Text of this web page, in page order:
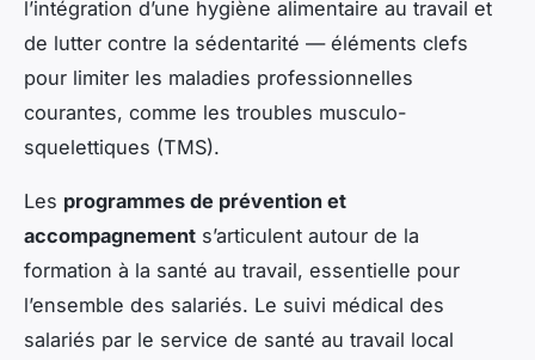
l’intégration d’une hygiène alimentaire au travail et
de lutter contre la sédentarité — éléments clefs
pour limiter les maladies professionnelles
courantes, comme les troubles musculo-
squelettiques (TMS).
Les programmes de prévention et
accompagnement s’articulent autour de la
formation à la santé au travail, essentielle pour
l’ensemble des salariés. Le suivi médical des
salariés par le service de santé au travail local